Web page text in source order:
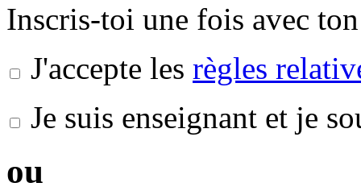
Inscris-toi une fois avec
J'accepte les règles
Je suis enseignant et je
ou